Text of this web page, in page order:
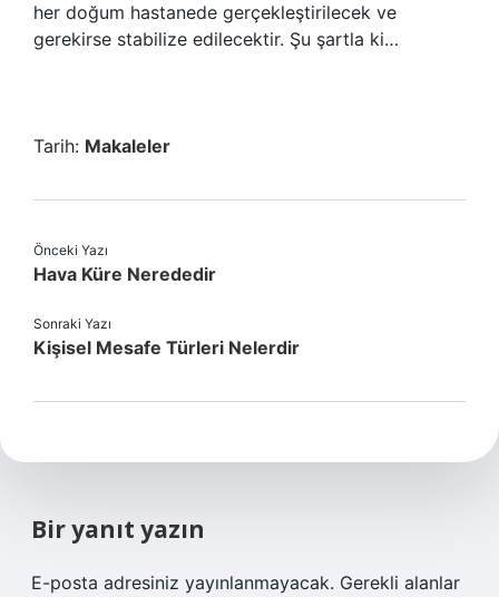
her doğum hastanede gerçekleştirilecek ve
gerekirse stabilize edilecektir. Şu şartla ki…
Tarih: Makaleler
Önceki Yazı
Hava Küre Nerededir
Sonraki Yazı
Kişisel Mesafe Türleri Nelerdir
Bir yanıt yazın
E-posta adresiniz yayınlanmayacak. Gerekli alanlar